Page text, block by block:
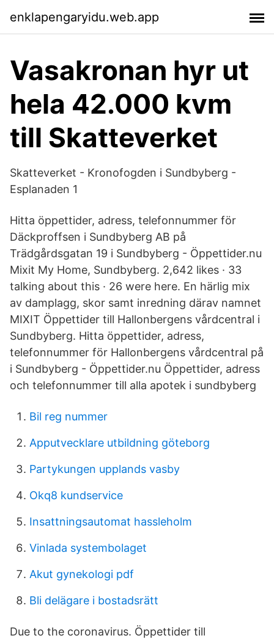
enklapengaryidu.web.app
Vasakronan hyr ut
hela 42.000 kvm
till Skatteverket
Skatteverket - Kronofogden i Sundbyberg -
Esplanaden 1
Hitta öppettider, adress, telefonnummer för
Däckproffsen i Sundbyberg AB på
Trädgårdsgatan 19 i Sundbyberg - Öppettider.nu
Mixit My Home, Sundbyberg. 2,642 likes · 33
talking about this · 26 were here. En härlig mix
av damplagg, skor samt inredning därav namnet
MIXIT Öppettider till Hallonbergens vårdcentral i
Sundbyberg. Hitta öppettider, adress,
telefonnummer för Hallonbergens vårdcentral på
i Sundbyberg - Öppettider.nu Öppettider, adress
och telefonnummer till alla apotek i sundbyberg
Bil reg nummer
Apputvecklare utbildning göteborg
Partykungen upplands vasby
Okq8 kundservice
Insattningsautomat hassleholm
Vinlada systembolaget
Akut gynekologi pdf
Bli delägare i bostadsrätt
Due to the coronavirus. Öppettider till